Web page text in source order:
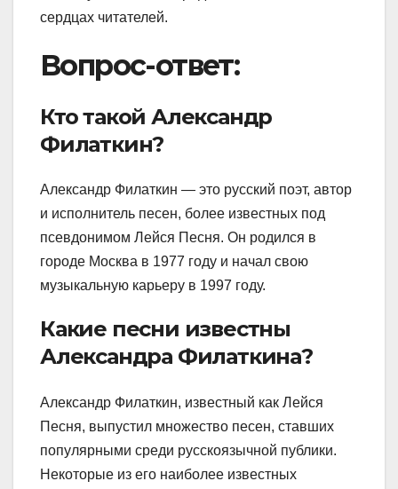
сердцах читателей.
Вопрос-ответ:
Кто такой Александр
Филаткин?
Александр Филаткин — это русский поэт, автор
и исполнитель песен, более известных под
псевдонимом Лейся Песня. Он родился в
городе Москва в 1977 году и начал свою
музыкальную карьеру в 1997 году.
Какие песни известны
Александра Филаткина?
Александр Филаткин, известный как Лейся
Песня, выпустил множество песен, ставших
популярными среди русскоязычной публики.
Некоторые из его наиболее известных